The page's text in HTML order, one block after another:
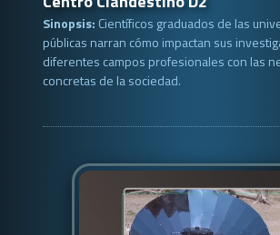
Sinopsis: Científicos graduados de las
públicas narran cómo impactan sus
diferentes campos profesionales con las
concretas de la sociedad.